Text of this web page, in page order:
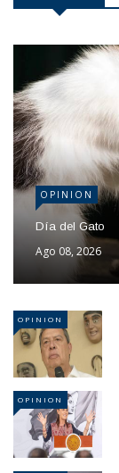
OPINION
Día del Gato
Ago 08, 2026
OPINION
OPINION